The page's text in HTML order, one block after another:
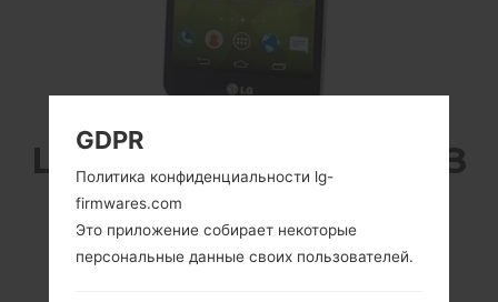
LG F520K (LGF520K) ИЗ
СЕРИИ LG AKA LTE
GDPR
Политика конфиденциальности lg-
firmwares.com
Это приложение собирает некоторые
персональные данные своих пользователей.